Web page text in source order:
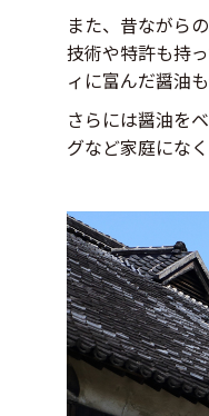
また、昔ながら
技術や特許も持
ィに富んだ醤油
さらには醤油を
グなど家庭にな